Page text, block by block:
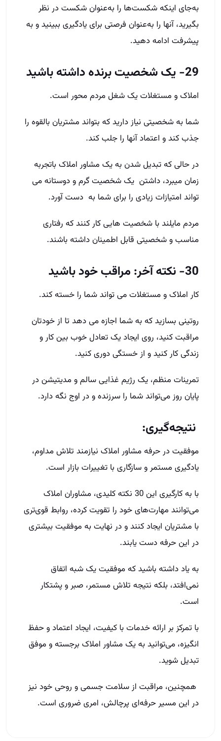
به‌جای اینکه شکست‌ها را به‌عنوان شکست در نظر
بگیرید، آنها را به‌عنوان فرصتی برای یادگیری ببینید و به
پیشرفت ادامه دهید.
29- یک شخصیت برنده داشته باشید
املاک و مستغلات یک شغل مردم محور است.
شما به شخصیتی نیاز دارید که بتواند مشتریان بالقوه را
جذب کند و اعتماد آنها را جلب کند.
در حالی که تبدیل شدن به یک مشاور املاک باتجربه
زمان می­برد، داشتن یک شخصیت گرم و دوستانه می
تواند امتیازات زیادی را برای شما به دست آورد.
مردم مایلند با شخصیت­ هایی کار کنند که رفتاری
مناسب و شخصیتی قابل اطمینان داشته باشند.
30- نکته آخر: مراقب خود باشید
کار املاک و مستغلات می تواند شما را خسته کند.
روتینی بسازید که به شما اجازه می دهد تا از خودتان
مراقبت کنید، روی ایجاد یک تعادل خوب بین کار و
زندگی کار کنید و از خستگی دوری کنید.
تمرینات منظم، یک رژیم غذایی سالم و مدیتیشن در
پایان روز می‌تواند شما را سرزنده و در اوج نگه دارد.
نتیجه‌گیری:
موفقیت در حرفه مشاور املاک نیازمند تلاش مداوم،
یادگیری مستمر و سازگاری با تغییرات بازار است.
با به کارگیری این 30 نکته کلیدی، مشاوران املاک
می‌توانند مهارت‌های خود را تقویت کرده، روابط قوی‌تری
با مشتریان ایجاد کنند و در نهایت به موفقیت بیشتری
در این حرفه دست یابند.
به یاد داشته باشید که موفقیت یک شبه اتفاق
نمی‌افتد، بلکه نتیجه تلاش مستمر، صبر و پشتکار
است.
با تمرکز بر ارائه خدمات با کیفیت، ایجاد اعتماد و حفظ
انگیزه، می‌توانید به یک مشاور املاک برجسته و موفق
تبدیل شوید.
همچنین، مراقبت از سلامت جسمی و روحی خود نیز
در این مسیر حرفه‌ای پرچالش، امری ضروری است.